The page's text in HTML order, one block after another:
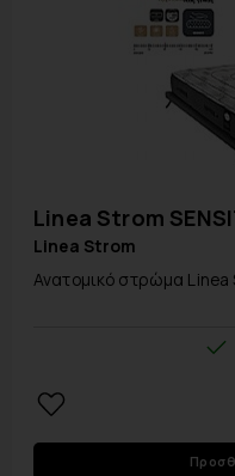
Linea Strom
Linea Strom
Ανατομικό στρώμα Linea